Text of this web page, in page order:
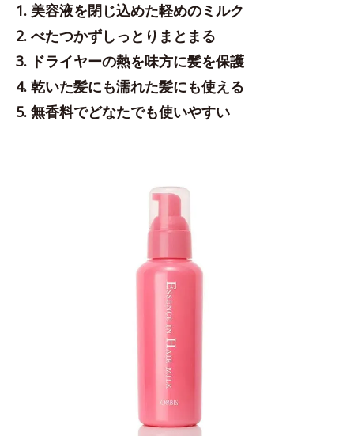
1. 美容液を閉じ込めた軽めのミルク
2. べたつかずしっとりまとまる
3. ドライヤーの熱を味方に髪を保護
4. 乾いた髪にも濡れた髪にも使える
5. 無香料でどなたでも使いやすい